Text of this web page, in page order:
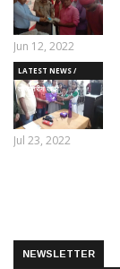
Jun 12, 2022
LATEST NEWS /
ताज़ातरीन खबरें
Jul 23, 2022
NEWSLETTER